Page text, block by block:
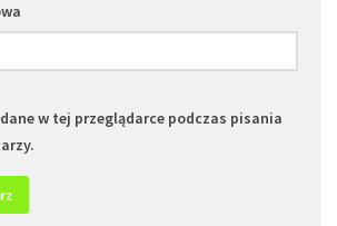
w tej przeglądarce podczas pisania